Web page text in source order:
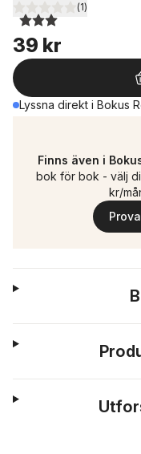
3,0utav 5 stjärnor. Totalt
(1)
39 kr
Lyssna direkt i Bokus
Finns även i
bok för bok - välj
kr/